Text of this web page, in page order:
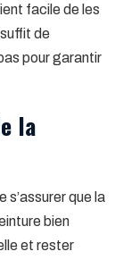
facile de les
de
pour garantir
la
s’assurer que la
bien
et rester